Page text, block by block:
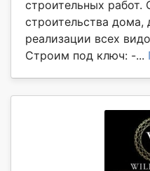
строительных работ.
строительства дома,
реализации всех
Строим под ключ: -...